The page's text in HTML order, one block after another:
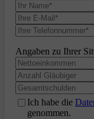
Angaben zu Ihrer
Ich habe die
genommen.